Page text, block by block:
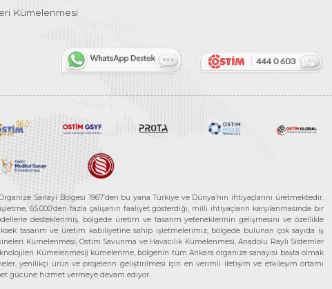
Kümelenmesi
Sanayi Bölgesi 1967’den bu yana Türkiye ve Dünya’nın ihtiyaçlarını üretmektedir.
65.000’den fazla çalışanın faaliyet gösterdiği, milli ihtiyaçların karşılanmasında bir
desteklenmiş, bölgede üretim ve tasarım yeteneklerinin gelişmesini ve özellikle
tasarım ve üretim kabiliyetine sahip işletmelerimiz, bölgede bulunan çok sayıda iş
Kümelenmesi, Ostim Savunma ve Havacılık Kümelenmesi, Anadolu Raylı Sistemler
Kümelenmesi) kümelenme, bölgenin tüm Ankara organize sanayisi başta olmak
yenilikçi ürün ve projelerin geliştirilmesi için en verimli iletişim ve etkileşim ortamı
gücüne hizmet vermeye devam ediyor.